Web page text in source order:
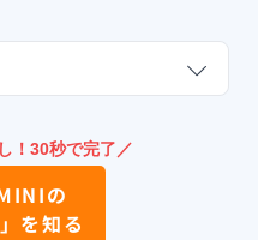
！30秒で完了／
の
を知る